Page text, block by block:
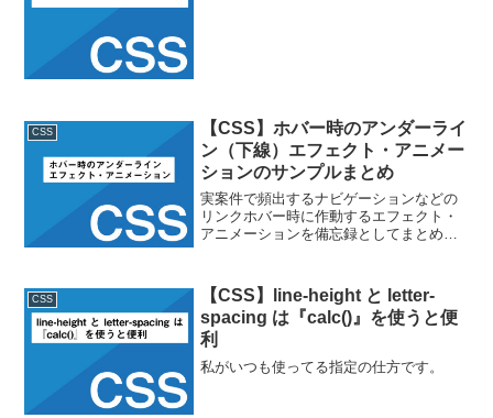
CSS
【CSS】ホバー時のアンダーライ
ン（下線）エフェクト・アニメー
ションのサンプルまとめ
実案件で頻出するナビゲーションなどの
リンクホバー時に作動するエフェクト・
アニメーションを備忘録としてまとめま
nkmr (@nkmr_...
CSS
【CSS】line-height と letter-
spacing は『calc()』を使うと便
利
私がいつも使ってる指定の仕方です。